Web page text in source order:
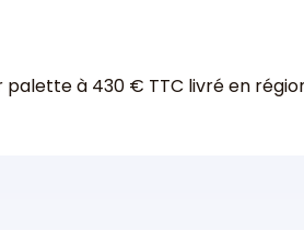
à 430 € TTC livré en